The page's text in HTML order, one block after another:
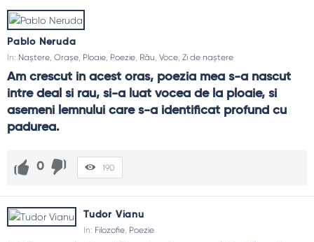
Pablo Neruda
In: Naștere Orașe Ploaie Poezie Rău Voce Zi de naștere
Am crescut in acest oras, poezia mea s-a nascut
intre deal si rau, si-a luat vocea de la ploaie, si
asemeni lemnului care s-a identificat profund cu
padurea.
0 190
Tudor Vianu
In: Filozofie Poezie